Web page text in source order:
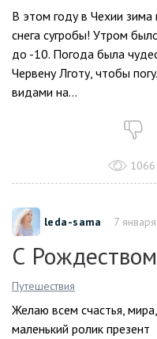
В этом году в Чехии зима
снега сугробы! Утром
до -10. Погода была
Червену Лготу, чтобы
видами на...
1066
leda-sama 7
С
Путешествия
Желаю всем счастья,
маленький ролик